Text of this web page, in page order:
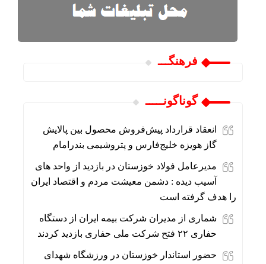
فرهنگـــ
گوناگونـــــ
انعقاد قرارداد پیش‌فروش محصول بین پالایش
گاز هویزه خلیج‌فارس و پتروشیمی بندرامام
مدیرعامل فولاد خوزستان در بازدید از واحد های
آسیب دیده : دشمن معیشت مردم و اقتصاد ایران
را هدف گرفته است
شماری از مدیران شرکت بیمه ایران از دستگاه
حفاری ۲۲ فتح شرکت ملی حفاری بازدید کردند
حضور استاندار خوزستان در ورزشگاه شهدای